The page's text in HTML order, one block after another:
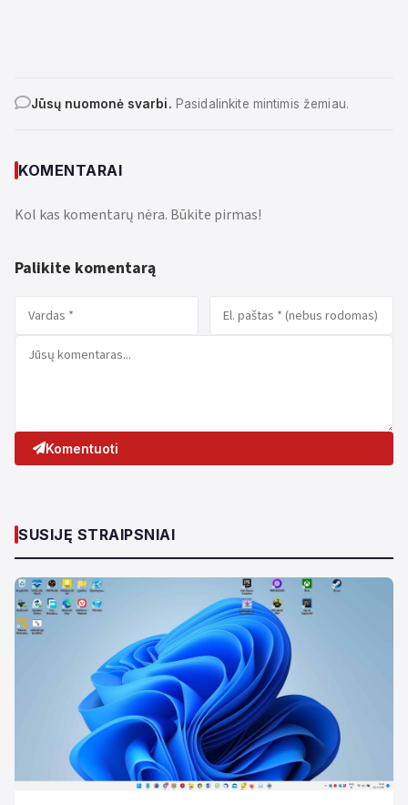
Jūsų nuomonė svarbi. Pasidalinkite mintimis žemiau.
KOMENTARAI
Kol kas komentarų nėra. Būkite pirmas!
Palikite komentarą
Komentuoti
SUSIJĘ STRAIPSNIAI